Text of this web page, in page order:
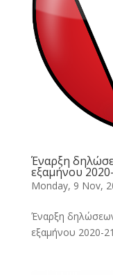
Έναρξη
εξαμήνου
Monday, 9 Nov,
Έναρξη
εξαμήνου 2020-